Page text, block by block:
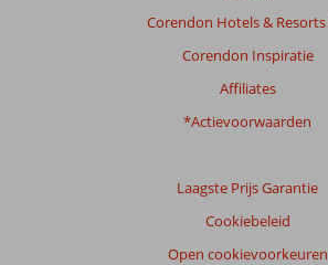
Corendon Hotels & Resorts
Corendon Inspiratie
Affiliates
*Actievoorwaarden
Laagste Prijs Garantie
Cookiebeleid
Open cookievoorkeuren